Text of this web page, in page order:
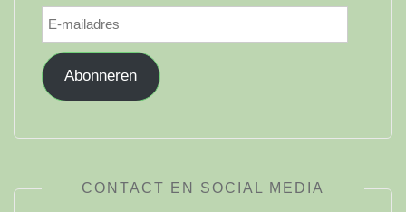
E-
mailadres
Abonneren
CONTACT EN SOCIAL MEDIA